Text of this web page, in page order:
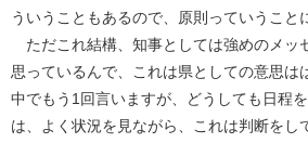
ういうこともあるので、原則っていうこと
ただこれ結構、知事としては強めのメッ
思っているんで、これは県としての意思は
中でもう1回言いますが、どうしても日程
は、よく状況を見ながら、これは判断をし